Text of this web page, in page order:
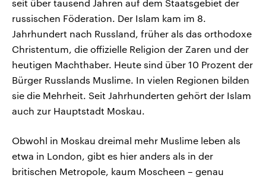
seit über tausend Jahren auf dem Staatsgebiet der
russischen Föderation. Der Islam kam im 8.
Jahrhundert nach Russland, früher als das orthodoxe
Christentum, die offizielle Religion der Zaren und der
heutigen Machthaber. Heute sind über 10 Prozent der
Bürger Russlands Muslime. In vielen Regionen bilden
sie die Mehrheit. Seit Jahrhunderten gehört der Islam
auch zur Hauptstadt Moskau.
Obwohl in Moskau dreimal mehr Muslime leben als
etwa in London, gibt es hier anders als in der
britischen Metropole, kaum Moscheen – genau